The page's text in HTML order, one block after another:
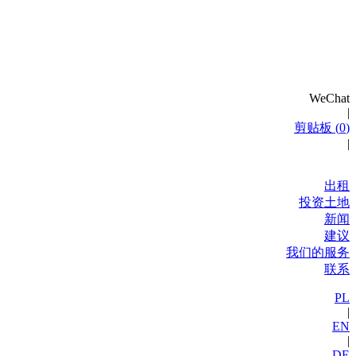
WeChat
|
剪贴板 (0)
|
出租
投资土地
新闻
建议
我们的服务
联系
PL
|
EN
|